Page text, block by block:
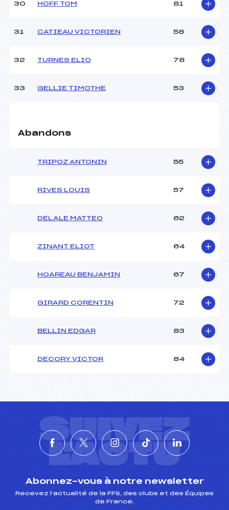
30 HOFF TOM 81
31 CATIEAU VICTORIEN 58
32 TURNES ELIO 78
33 GELLIE TIMOTHE 53
Abandons
TRIPOZ ANTONIN 55
RIVES LOUIS 57
DELALE MATTEO 62
ZINANT ELIOT 64
HOAREAU BENJAMIN 67
GIRARD CORENTIN 72
BELLIN EDGAR 83
DECORY VICTOR 84
SUIVEZ
L'ACTU
Abonnez-vous à notre newsletter
Recevez l’actualité de la FFS, des clubs et des Équipes
de France.